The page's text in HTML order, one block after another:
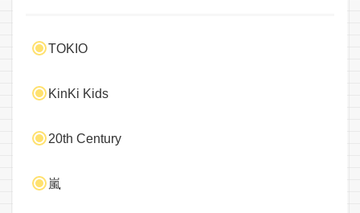
TOKIO
KinKi Kids
20th Century
嵐